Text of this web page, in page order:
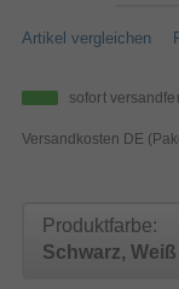
Artikel vergleichen
sofort
Versandkosten DE
Produktfarbe:
Schwarz, Weiß